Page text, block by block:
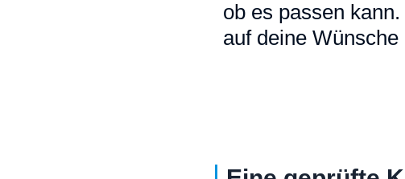
ob es passen
auf deine